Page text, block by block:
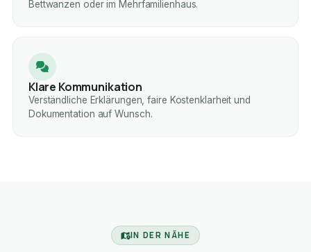
Bettwanzen oder im Mehrfamilienhaus.
Klare Kommunikation
Verständliche Erklärungen, faire Kostenklarheit und
Dokumentation auf Wunsch.
IN DER NÄHE